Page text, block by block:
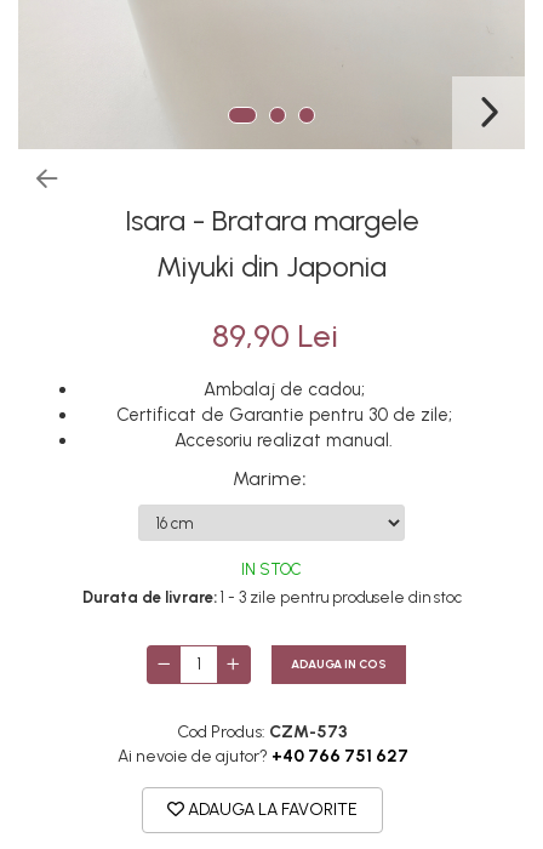
Isara - Bratara margele
Miyuki din Japonia
89,90 Lei
Ambalaj de cadou;
Certificat de Garantie pentru 30 de zile;
Accesoriu realizat manual.
Marime:
IN STOC
Durata de livrare:1 - 3 zile pentru produsele din stoc
ADAUGA IN COS
Cod Produs: CZM-573
Ai nevoie de ajutor? +40 766 751 627
ADAUGA LA FAVORITE